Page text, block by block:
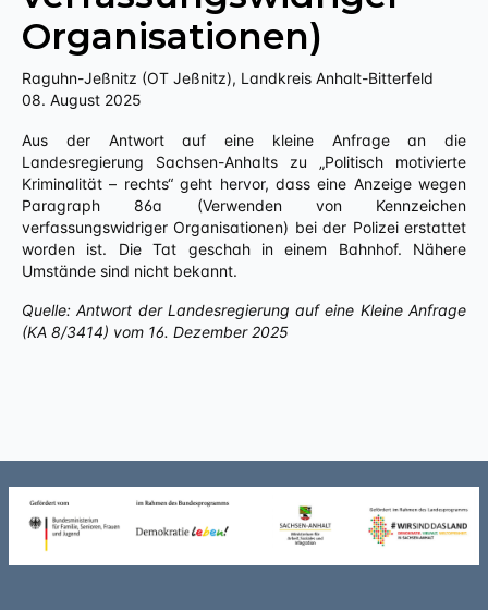
Organisationen)
Raguhn-Jeßnitz (OT Jeßnitz), Landkreis Anhalt-Bitterfeld
08. August 2025
Aus der Antwort auf eine kleine Anfrage an die
Landesregierung Sachsen-Anhalts zu „Politisch motivierte
Kriminalität – rechts“ geht hervor, dass eine Anzeige wegen
Paragraph 86a (Verwenden von Kennzeichen
verfassungswidriger Organisationen) bei der Polizei erstattet
worden ist. Die Tat geschah in einem Bahnhof. Nähere
Umstände sind nicht bekannt.
Quelle: Antwort der Landesregierung auf eine Kleine Anfrage
(KA 8/3414) vom 16. Dezember 2025